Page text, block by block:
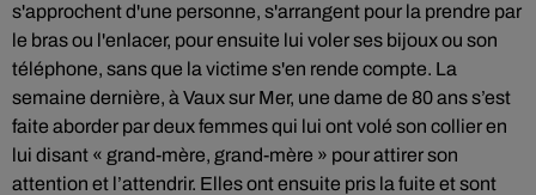
s'approchent d'une personne, s'arrangent pour la prendre par
le bras ou l'enlacer, pour ensuite lui voler ses bijoux ou son
téléphone, sans que la victime s'en rende compte. La
semaine dernière, à Vaux sur Mer, une dame de 80 ans s’est
faite aborder par deux femmes qui lui ont volé son collier en
lui disant « grand-mère, grand-mère » pour attirer son
attention et l’attendrir. Elles ont ensuite pris la fuite et sont